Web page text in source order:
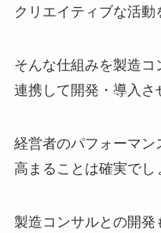
クリエイティブな活動
そんな仕組みを製造コ
連携して開発・導入さ
経営者のパフォーマン
高まることは確実でし
製造コンサルとの開発